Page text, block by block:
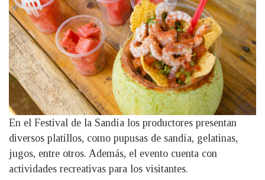
En el Festival de la Sandía los productores presentan
diversos platillos, como pupusas de sandía, gelatinas,
jugos, entre otros. Además, el evento cuenta con
actividades recreativas para los visitantes.